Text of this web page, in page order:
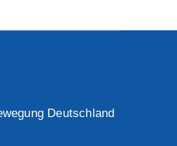
Deutschland